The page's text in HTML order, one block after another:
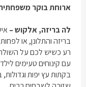
ארוחת בוקר
לה בריזה, אלקוש –
בריזה והתלונן, או
רע כשיש לכם על
בקתות עץ יפות